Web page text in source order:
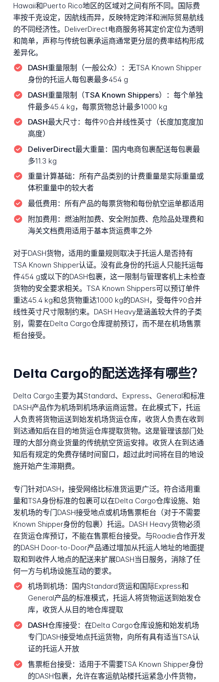
Hawaii和Puerto Rico地区的区域对之间有所不同。国际费
率按千克设定，因航线而异，反映特定跨洋和洲际贸易航线
的不同经济性。DeliverDirect电商服务将其定价定位为透明
和简单，声称与传统包裹承运商通常更分层的费率结构形成
差异化。
DASH重量限制（一般公众）： 无TSA Known Shipper
身份的托运人每包裹最多454 g
DASH重量限制（TSA Known Shippers）： 每个单独
件最多45.4 kg，每票货物总计最多1000 kg
DASH最大尺寸： 每件90合并线性英寸（长度加宽度加
高度）
DeliverDirect最大重量： 国内电商包裹配送每包裹最
多11.3 kg
重量计算基础： 所有产品类别的计费重量是实际重量或
体积重量中的较大者
最低费用： 所有产品的每票货物和每份航空运单都适用
附加费用： 燃油附加费、安全附加费、危险品处理费和
海关文档费用适用于基本货运费率之外
对于DASH货物，适用的重量规则取决于托运人是否持有
TSA Known Shipper认证。没有此身份的托运人只能托运每
件454 g或以下的DASH包裹，这一限制与管理客机上未检查
货物的安全要求相关。TSA Known Shippers可以预订单件
重达45.4 kg和总货物重达1000 kg的DASH，受每件90合并
线性英寸尺寸限制约束。DASH Heavy是涵盖较大件的子类
别，需要在Delta Cargo仓库提前预订，而不是在机场售票
柜台接受。
Delta Cargo的配送选择有哪些？
Delta Cargo主要为其Standard、Express、General和标准
DASH产品作为机场到机场承运商运营。在此模式下，托运
人负责将货物运送到始发机场货运仓库，收货人负责在收到
到达通知后在目的地货运仓库提取货物。这是管理该部门处
理的大部分商业货量的传统航空货运安排。收货人在到达通
知后有规定的免费存储时间窗口，超过此时间将在目的地设
施开始产生滞期费。
专门针对DASH，接受网络比标准货运更广泛。符合适用重
量和TSA身份标准的包裹可以在Delta Cargo仓库设施、始
发机场的专门DASH接受地点或机场售票柜台（对于不需要
Known Shipper身份的包裹）托运。DASH Heavy货物必须
在货运仓库预订，不能在售票柜台接受。与Roadie合作开发
的DASH Door-to-Door产品通过增加从托运人地址的地面提
取和到收件人地点的配送来扩展DASH当日服务，消除了任
何一方与机场设施互动的要求。
机场到机场：
国内Standard货运和国际Express和
General产品的标准模式，托运人将货物运送到始发仓
库，收货人从目的地仓库提取
DASH仓库接受： 在Delta Cargo仓库设施和始发机场
专门DASH接受地点托运货物，向所有具有适当TSA认
证的托运人开放
售票柜台接受： 适用于不需要TSA Known Shipper身份
的DASH包裹，允许在客运航站楼托运紧急小件货物，